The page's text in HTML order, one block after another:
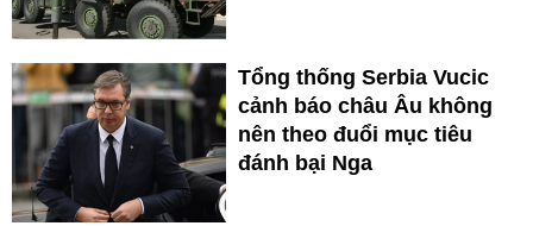
Tổng thống Serbia Vucic
cảnh báo châu Âu không
nên theo đuổi mục tiêu
đánh bại Nga